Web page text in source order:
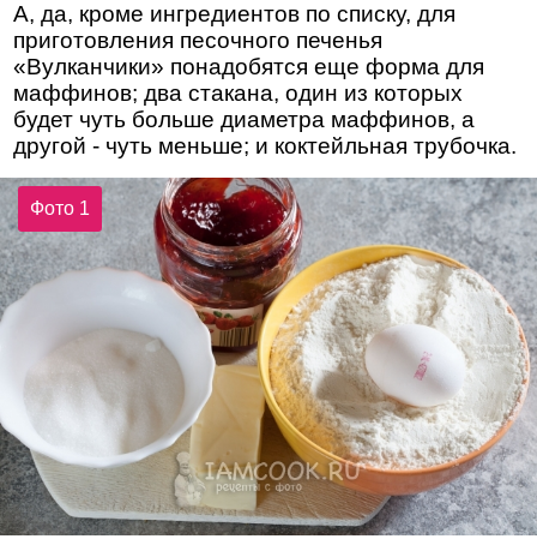
А, да, кроме ингредиентов по списку, для
приготовления песочного печенья
«Вулканчики» понадобятся еще форма для
маффинов; два стакана, один из которых
будет чуть больше диаметра маффинов, а
другой - чуть меньше; и коктейльная трубочка.
Фото 1